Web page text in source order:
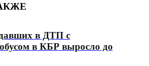
в ДТП с
в КБР выросло до